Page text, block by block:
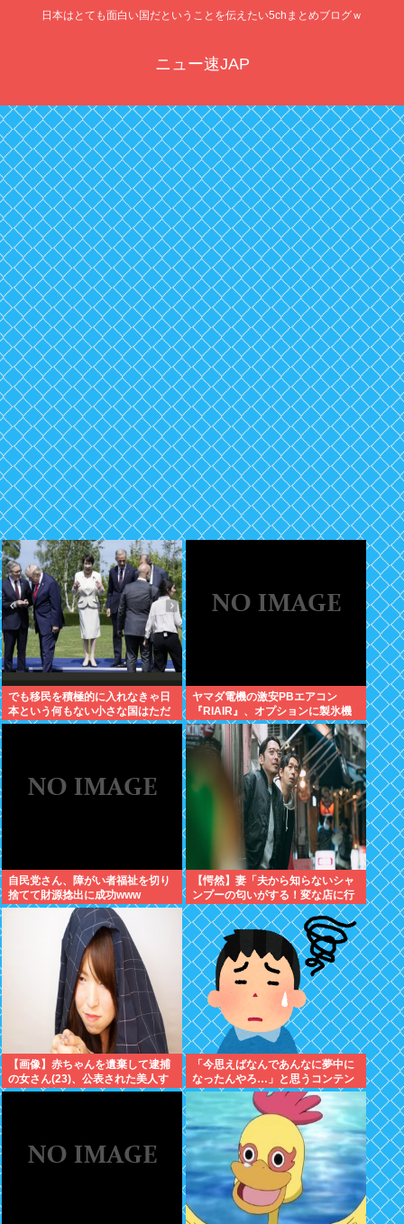
日本はとても面白い国だということを伝えたい5chまとめブログｗ
ニュー速JAP
でも移民を積極的に入れなきゃ日
本という何もない小さな国はただ
滅びるだけだよねここから逃げる
ヤマダ電機の激安PBエアコン
『RIAIR』、オプションに製氷機
能も付いてた模様www
自民党さん、障がい者福祉を切り
捨てて財源捻出に成功www
【愕然】妻「夫から知らないシャ
ンプーの匂いがする！変な店に行
ってるに違いない！！！」探偵
「調べたところ･･･」⇒結果ｗｗ
【画像】赤ちゃんを遺棄して逮捕
の女さん(23)、公表された美人す
ぎるご尊顔がこちら⇒www
「今思えばなんであんなに夢中に
なったんやろ…」と思うコンテン
ツ